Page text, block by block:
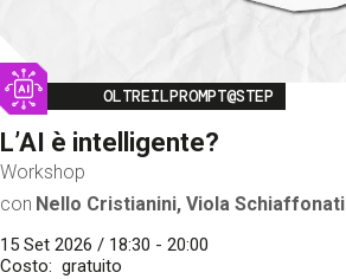
Image
OLTREILPROMPT@STEP
L’AI è intelligente?
Workshop
con Nello Cristianini, Viola Schiaffonati
15 Set 2026 / 18:30 - 20:00
Costo
gratuito